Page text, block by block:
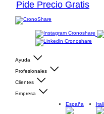
Pide Precio Gratis
Ayuda
Profesionales
Clientes
Empresa
España